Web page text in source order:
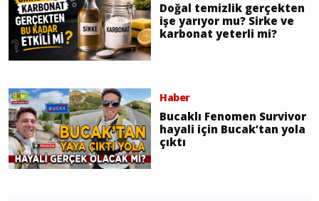
Doğal temizlik gerçekten
işe yarıyor mu? Sirke ve
karbonat yeterli mi?
Haber
Bucaklı Fenomen Survivor
hayali için Bucak’tan yola
çıktı